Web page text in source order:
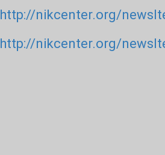
http://nikcenter.org/
http://nikcenter.org/